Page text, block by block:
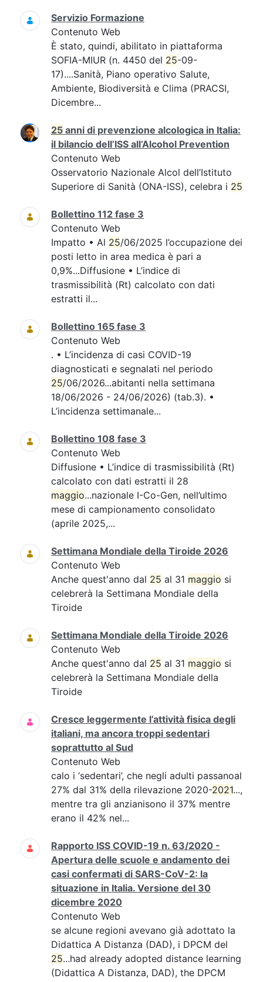
Servizio Formazione
Contenuto Web
È stato, quindi, abilitato in piattaforma
SOFIA-MIUR (n. 4450 del 25-09-
17)....Sanità, Piano operativo Salute,
Ambiente, Biodiversità e Clima (PRACSI,
Dicembre...
25 anni di prevenzione alcologica in Italia:
il bilancio dell’ISS all’Alcohol Prevention
Contenuto Web
Osservatorio Nazionale Alcol dell’Istituto
Superiore di Sanità (ONA-ISS), celebra i 25
Bollettino 112 fase 3
Contenuto Web
Impatto • Al 25/06/2025 l’occupazione dei
posti letto in area medica è pari a
0,9%...Diffusione • L’indice di
trasmissibilità (Rt) calcolato con dati
estratti il...
Bollettino 165 fase 3
Contenuto Web
. • L’incidenza di casi COVID-19
diagnosticati e segnalati nel periodo
25/06/2026...abitanti nella settimana
18/06/2026 - 24/06/2026) (tab.3). •
L’incidenza settimanale...
Bollettino 108 fase 3
Contenuto Web
Diffusione • L’indice di trasmissibilità (Rt)
calcolato con dati estratti il 28
maggio...nazionale I-Co-Gen, nell’ultimo
mese di campionamento consolidato
(aprile 2025,...
Settimana Mondiale della Tiroide 2026
Contenuto Web
Anche quest'anno dal 25 al 31 maggio si
celebrerà la Settimana Mondiale della
Tiroide
Settimana Mondiale della Tiroide 2026
Contenuto Web
Anche quest'anno dal 25 al 31 maggio si
celebrerà la Settimana Mondiale della
Tiroide
Cresce leggermente l’attività fisica degli
italiani, ma ancora troppi sedentari
soprattutto al Sud
Contenuto Web
calo i ‘sedentari’, che negli adulti passanoal
27% dal 31% della rilevazione 2020-2021...,
mentre tra gli anzianisono il 37% mentre
erano il 42% nel...
Rapporto ISS COVID-19 n. 63/2020 -
Apertura delle scuole e andamento dei
casi confermati di SARS-CoV-2: la
situazione in Italia. Versione del 30
dicembre 2020
Contenuto Web
se alcune regioni avevano già adottato la
Didattica A Distanza (DAD), i DPCM del
25...had already adopted distance learning
(Didattica A Distanza, DAD), the DPCM